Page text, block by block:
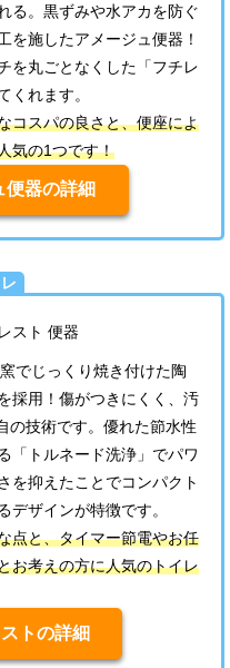
る。黒ずみや水アカを防ぐ
を施したアメージュ便器！
を丸ごとなくした「フチレ
くれます。
コスパの良さと、便座によ
気の1つです！
便器の詳細
でじっくり焼き付けた陶
採用！傷がつきにくく、汚
の技術です。優れた節水性
「トルネード洗浄」でパワ
を抑えたことでコンパクト
デザインが特徴です。
点と、タイマー節電やお任
お考えの方に人気のトイレ
トの詳細